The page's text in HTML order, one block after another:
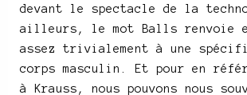
devant le spectacle de la
ailleurs, le mot Balls renvoie
assez trivialement à une
corps masculin. Et pour en
à Krauss, nous pouvons nous